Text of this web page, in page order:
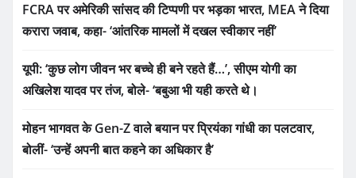
FCRA पर अमेरिकी सांसद की टिप्पणी पर भड़का भारत, MEA ने दिया
करारा जवाब, कहा- ‘आंतरिक मामलों में दखल स्वीकार नहीं’
यूपी: ‘कुछ लोग जीवन भर बच्चे ही बने रहते हैं…’, सीएम योगी का
अखिलेश यादव पर तंज, बोले- ‘बबुआ भी यही करते थे।
मोहन भागवत के Gen-Z वाले बयान पर प्रियंका गांधी का पलटवार,
बोलीं- ‘उन्हें अपनी बात कहने का अधिकार है’